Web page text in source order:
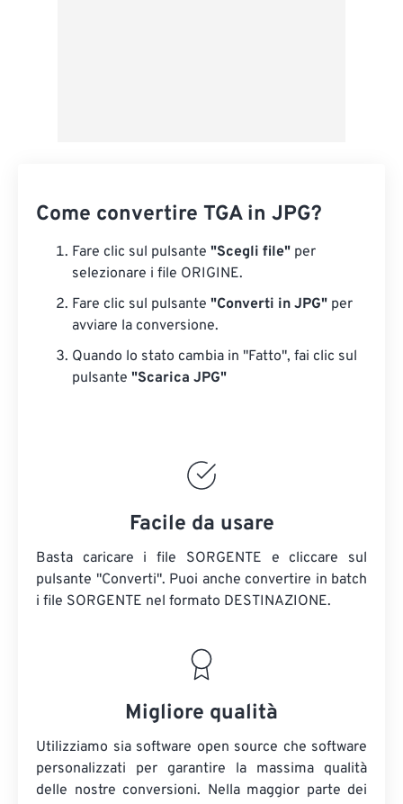
Come convertire TGA in JPG?
Fare clic sul pulsante "Scegli file" per
selezionare i file ORIGINE.
Fare clic sul pulsante "Converti in JPG" per
avviare la conversione.
Quando lo stato cambia in "Fatto", fai clic sul
pulsante "Scarica JPG"
Facile da usare
Basta caricare i file SORGENTE e cliccare sul
pulsante "Converti". Puoi anche convertire in batch
i file SORGENTE nel formato DESTINAZIONE.
Migliore qualità
Utilizziamo sia software open source che software
personalizzati per garantire la massima qualità
delle nostre conversioni. Nella maggior parte dei